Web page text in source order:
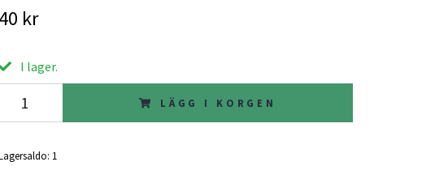
40 kr
I lager.
LÄGG I KORGEN
1